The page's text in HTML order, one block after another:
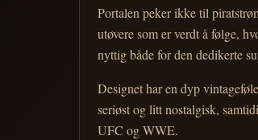
Portalen peker ikke til
utøvere som er verdt å følge,
nyttig både for den dedikerte
Designet har en dyp
seriøst og litt nostalgisk,
UFC og WWE.